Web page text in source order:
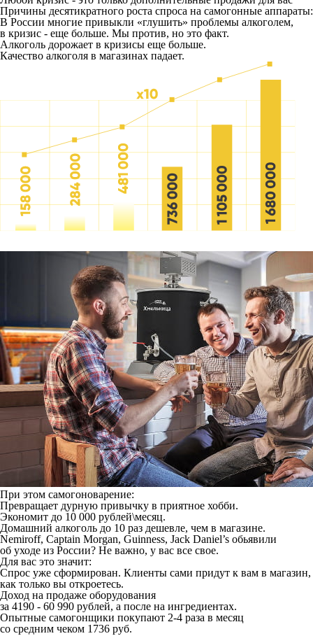
Причины десятикратного роста спроса на самогонные аппараты:
В России многие привыкли «глушить» проблемы алкоголем,
в кризис - еще больше. Мы против, но это факт.
Алкоголь дорожает в кризисы еще больше.
Качество алкоголя в магазинах падает.
При этом самогоноварение:
Превращает дурную привычку в приятное хобби.
Экономит до 10 000 рублей\месяц.
Домашний алкоголь до 10 раз дешевле, чем в магазине.
Nemiroff, Captain Morgan, Guinness, Jack Daniel’s обьявили
об уходе из России? Не важно, у вас все свое.
Для вас это значит:
Спрос уже сформирован. Клиенты сами придут к вам в магазин,
как только вы откроетесь.
Доход на продаже оборудования
за 4190 - 60 990 рублей, а после на ингредиентах.
Опытные самогонщики покупают 2-4 раза в месяц
со средним чеком 1736 руб.